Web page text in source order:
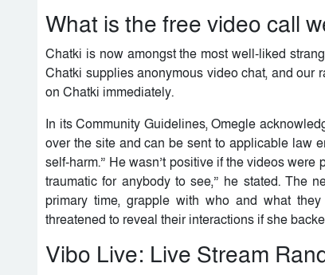
What is the free video call
Chatki is now amongst the most well-liked
Chatki supplies anonymous video chat, and our
on Chatki immediately.
In its Community Guidelines, Omegle
over the site and can be sent to applicable law
self-harm.” He wasn’t positive if the videos
traumatic for anybody to see,” he stated. The
primary time, grapple with who and what
threatened to reveal their interactions if she
Vibo Live: Live Stream